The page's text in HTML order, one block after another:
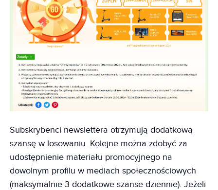
Subskrybenci newslettera otrzymują dodatkową
szansę w losowaniu. Kolejne można zdobyć za
udostępnienie materiału promocyjnego na
dowolnym profilu w mediach społecznościowych
(maksymalnie 3 dodatkowe szanse dziennie). Jeżeli